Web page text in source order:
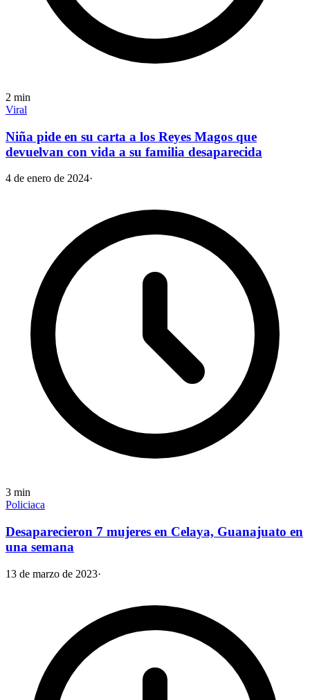
2 min
Viral
Niña pide en su carta a los Reyes Magos que
devuelvan con vida a su familia desaparecida
4 de enero de 2024·
3 min
Policiaca
Desaparecieron 7 mujeres en Celaya, Guanajuato en
una semana
13 de marzo de 2023·